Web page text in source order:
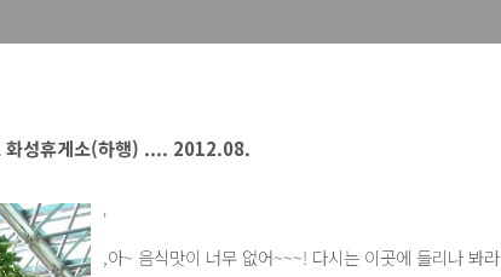
화성휴게소(하행) .... 2012.08.
'
,아~ 음식맛이 너무 없어~~~! 다시는 이곳에 들리나 봐라